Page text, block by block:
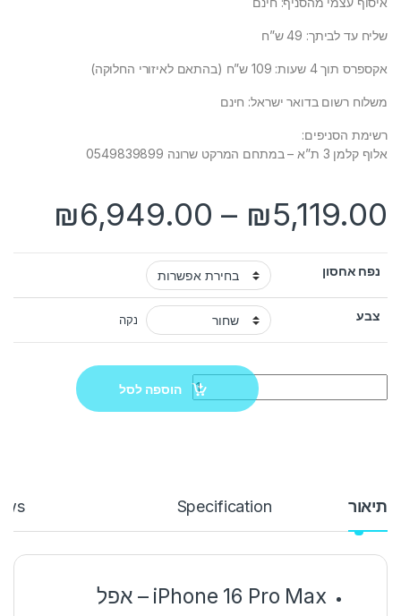
שליח עד לביתך: 49 ש”ח
אקספרס תוך 4 שעות: 109 ש”ח (בהתאם לאיזורי החלוקה)
משלוח רשום בדואר ישראל: חינם
רשימת הסניפים:
אלוף קלמן 3 ת”א – במתחם המרקט שרונה 0549839899
₪5,119.00
–
₪6,949.00
נפח אחסון
צבע נקה
הוספה לסל
תיאור Specification
iPhone 16 Pro Max – אפל